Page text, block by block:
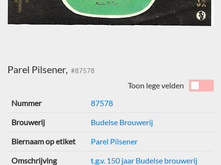
Parel Pilsener, #87578
Toon lege velden
Nummer
87578
Brouwerij Budelse Brouwerij
Biernaam op etiket Parel Pilsener
Omschrijving t.g.v. 150 jaar Budelse brouwerij